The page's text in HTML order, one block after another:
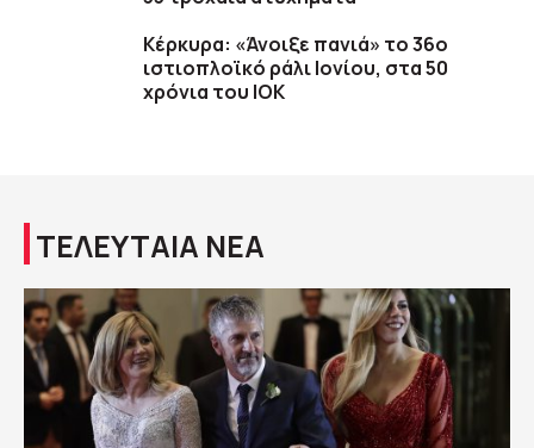
Κέρκυρα: «Άνοιξε πανιά» το 36ο
ιστιοπλοϊκό ράλι Ιονίου, στα 50
χρόνια του ΙΟΚ
ΤΕΛΕΥΤΑΙΑ ΝΕΑ